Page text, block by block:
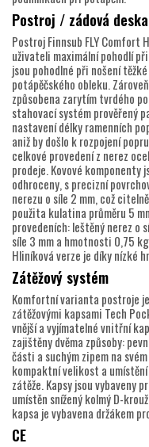
Postroj / zádová deska
Postroj Finnsub FLY Comfort
uživateli maximální pohodlí
jsou pohodlné při nošení
potápěčského obleku.
způsobena zarytím tvrdého
stahovací systém prověřený
nastavení délky ramenních
aniž by došlo k rozpojení
celkové provedení z nerez
prodeje. Kovové komponenty
odhroceny, s precizní
nerezu o síle 2 mm, což
použita kulatina průměru 5
provedeních: leštěný nerez o
síle 3 mm a hmotnosti 0,75
Hliníková verze je díky nízké
Zátěžový systém
Komfortní varianta postroje
zátěžovými kapsami Tech
vnější a vyjímatelné vnitřní
zajištěny dvěma způsoby:
části a suchým zipem na
kompaktní velikost a
zátěže. Kapsy jsou vybaveny
umístěn snížený kolmý D-
kapsa je vybavena držákem
CE